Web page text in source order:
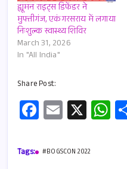
ह्यूमन राइट्स डिफेंडर ने
मुफ्तीगंज, एकंगरसराय में लगाया
निःशुल्क स्वास्थ्य शिविर
March 31, 2026
In "All India"
Share Post:
Fa
ce
b
E
m
ail
X W
h
Tags: #BOGSCON 2022